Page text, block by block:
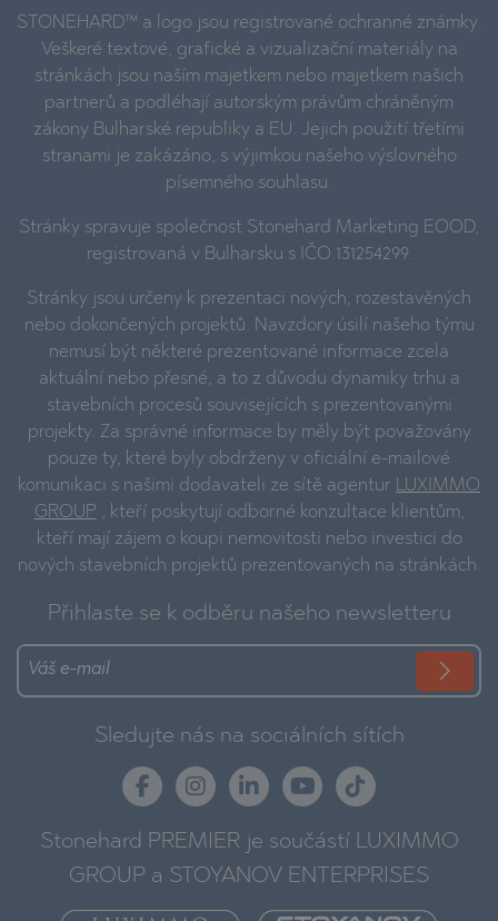
STONEHARD™ a logo jsou registrované ochranné známky.
Veškeré textové, grafické a vizualizační materiály na
stránkách jsou naším majetkem nebo majetkem našich
partnerů a podléhají autorským právům chráněným
zákony Bulharské republiky a EU. Jejich použití třetími
stranami je zakázáno, s výjimkou našeho výslovného
písemného souhlasu.
Stránky spravuje společnost Stonehard Marketing EOOD,
registrovaná v Bulharsku s IČO 131254299.
Stránky jsou určeny k prezentaci nových, rozestavěných
nebo dokončených projektů. Navzdory úsilí našeho týmu
nemusí být některé prezentované informace zcela
aktuální nebo přesné, a to z důvodu dynamiky trhu a
stavebních procesů souvisejících s prezentovanými
projekty. Za správné informace by měly být považovány
pouze ty, které byly obdrženy v oficiální e-mailové
komunikaci s našimi dodavateli ze sítě agentur LUXIMMO
GROUP , kteří poskytují odborné konzultace klientům,
kteří mají zájem o koupi nemovitosti nebo investici do
nových stavebních projektů prezentovaných na stránkách.
Přihlaste se k odběru našeho newsletteru
Sledujte nás na sociálních sítích
Stonehard PREMIER je součástí LUXIMMO
GROUP a STOYANOV ENTERPRISES